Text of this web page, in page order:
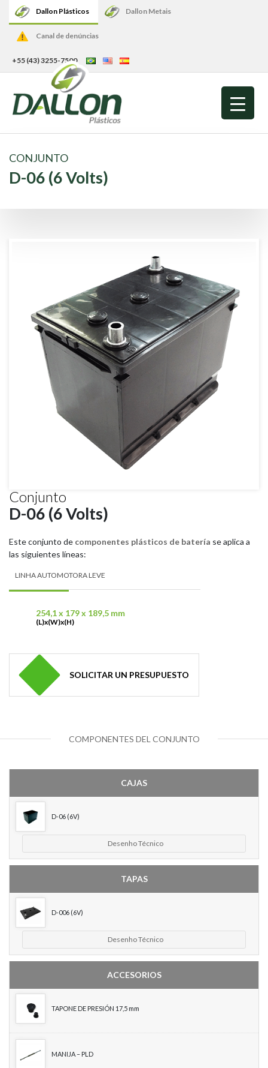
Dallon Plásticos Dallon Metais
Canal de denúncias
+55 (43) 3255-7500
CONJUNTO
D-06 (6 Volts)
Conjunto
D-06 (6 Volts)
Este conjunto de componentes plásticos de batería se aplica a
las siguientes líneas:
LINHA AUTOMOTORA LEVE
254,1 x 179 x 189,5 mm
(L)x(W)x(H)
SOLICITAR UN PRESUPUESTO
COMPONENTES DEL CONJUNTO
CAJAS
D-06 (6V)
Desenho Técnico
TAPAS
D-006 (6V)
Desenho Técnico
ACCESORIOS
TAPONE DE PRESIÓN 17,5 mm
MANIJA – PLD